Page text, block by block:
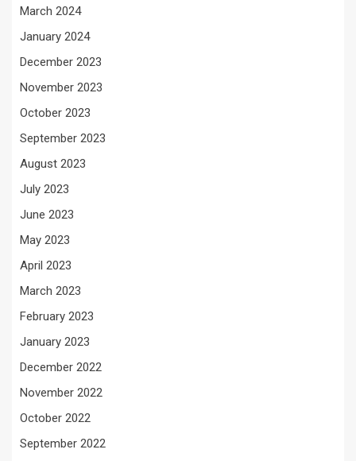
March 2024
January 2024
December 2023
November 2023
October 2023
September 2023
August 2023
July 2023
June 2023
May 2023
April 2023
March 2023
February 2023
January 2023
December 2022
November 2022
October 2022
September 2022